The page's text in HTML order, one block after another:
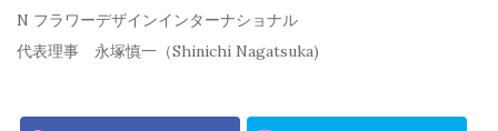
N フラワーデザインインターナショナル
代表理事 永塚慎一（Shinichi Nagatsuka)